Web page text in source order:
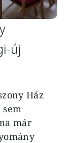
új
Ház
már